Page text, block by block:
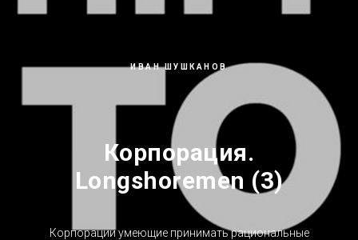
ИВАН ШУШКАНОВ
Корпорация.
Longshoremen (3)
Корпорации умеющие принимать рациональные